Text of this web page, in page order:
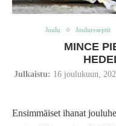
Joulu Joulureseptit
MINCE
Julkaistu: 16 joulukuun,
Ensimmäiset ihanat